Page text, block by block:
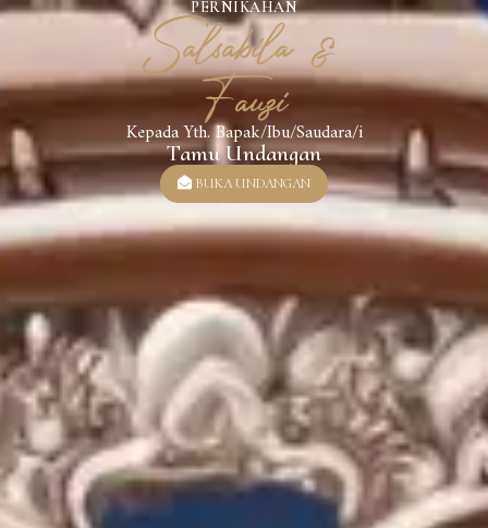
PERNIKAHAN
Salsabila &
Fauzi
Kepada Yth. Bapak/Ibu/Saudara/i
Tamu Undangan
BUKA UNDANGAN